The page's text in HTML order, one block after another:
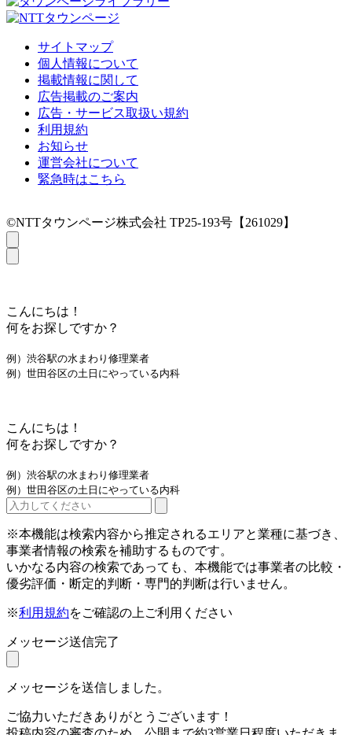
サイトマップ
個人情報について
掲載情報に関して
広告掲載のご案内
広告・サービス取扱い規約
利用規約
お知らせ
運営会社について
緊急時はこちら
©NTTタウンページ株式会社 TP25-193号【261029】
こんにちは！
何をお探しですか？
例）渋谷駅の水まわり修理業者
例）世田谷区の土日にやっている内科
こんにちは！
何をお探しですか？
例）渋谷駅の水まわり修理業者
例）世田谷区の土日にやっている内科
※本機能は検索内容から推定されるエリアと業種に基づき、
事業者情報の検索を補助するものです。
いかなる内容の検索であっても、本機能では事業者の比較・
優劣評価・断定的判断・専門的判断は行いません。
※利用規約をご確認の上ご利用ください
メッセージ送信完了
メッセージを送信しました。
ご協力いただきありがとうございます！